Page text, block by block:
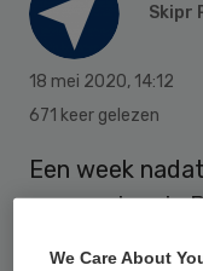
Skipr
18 mei 2020, 14:12
671 keer gelezen
Een week
coronavirus in
We Care About